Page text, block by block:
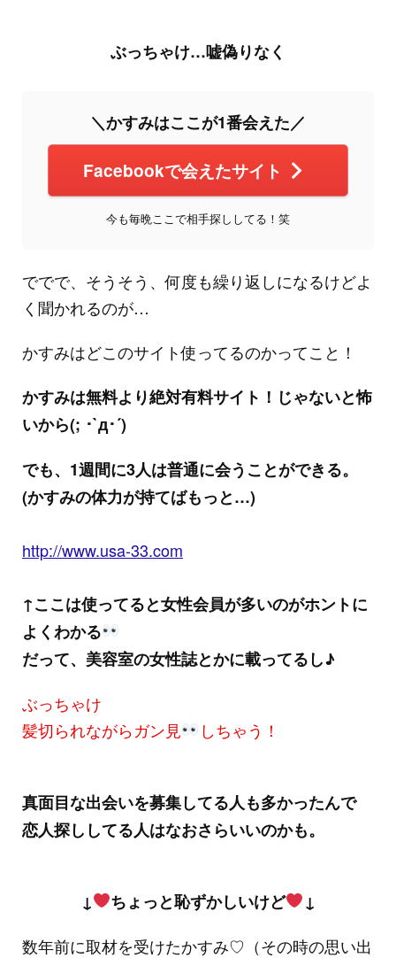
ぶっちゃけ…嘘偽りなく
＼かすみはここが1番会えた／
Facebookで会えたサイト
今も毎晩ここで相手探ししてる！笑
ででで、そうそう、何度も繰り返しになるけどよ
く聞かれるのが…
かすみはどこのサイト使ってるのかってこと！
かすみは無料より絶対有料サイト！じゃないと怖
いから(; ･`д･´)
でも、1週間に3人は普通に会うことができる。
(かすみの体力が持てばもっと…)
http://www.usa-33.com
↑ここは使ってると女性会員が多いのがホントに
よくわかる
だって、美容室の女性誌とかに載ってるし♪
ぶっちゃけ
髪切られながらガン見
しちゃう！
真面目な出会いを募集してる人も多かったんで
恋人探ししてる人はなおさらいいのかも。
↓ ちょっと恥ずかしいけど
↓
数年前に取材を受けたかすみ♡（その時の思い出